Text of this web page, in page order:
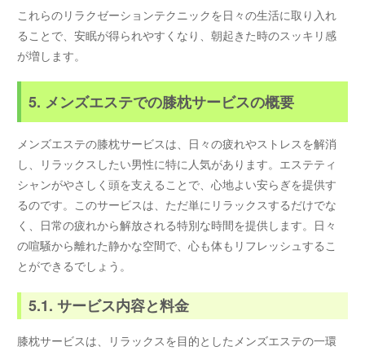
これらのリラクゼーションテクニックを日々の生活に取り入れ
ることで、安眠が得られやすくなり、朝起きた時のスッキリ感
が増します。
5. メンズエステでの膝枕サービスの概要
メンズエステの膝枕サービスは、日々の疲れやストレスを解消
し、リラックスしたい男性に特に人気があります。エステティ
シャンがやさしく頭を支えることで、心地よい安らぎを提供す
るのです。このサービスは、ただ単にリラックスするだけでな
く、日常の疲れから解放される特別な時間を提供します。日々
の喧騒から離れた静かな空間で、心も体もリフレッシュするこ
とができるでしょう。
5.1. サービス内容と料金
膝枕サービスは、リラックスを目的としたメンズエステの一環